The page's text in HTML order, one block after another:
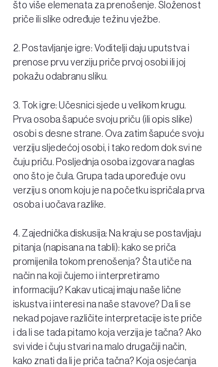
što više elemenata za prenošenje. Složenost
priče ili slike određuje težinu vježbe.
2. Postavljanje igre: Voditelji daju uputstva i
prenose prvu verziju priče prvoj osobi ili joj
pokažu odabranu sliku.
3. Tok igre: Učesnici sjede u velikom krugu.
Prva osoba šapuće svoju priču (ili opis slike)
osobi s desne strane. Ova zatim šapuće svoju
verziju sljedećoj osobi, i tako redom dok svi ne
čuju priču. Posljednja osoba izgovara naglas
ono što je čula. Grupa tada upoređuje ovu
verziju s onom koju je na početku ispričala prva
osoba i uočava razlike.
4. Zajednička diskusija: Na kraju se postavljaju
pitanja (napisana na tabli): kako se priča
promijenila tokom prenošenja? Šta utiče na
način na koji čujemo i interpretiramo
informaciju? Kakav uticaj imaju naše lične
iskustva i interesi na naše stavove? Da li se
nekad pojave različite interpretacije iste priče
i da li se tada pitamo koja verzija je tačna? Ako
svi vide i čuju stvari na malo drugačiji način,
kako znati da li je priča tačna? Koja osjećanja